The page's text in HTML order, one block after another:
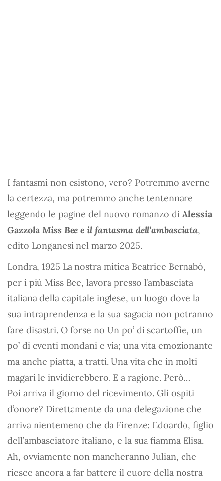
I fantasmi non esistono, vero? Potremmo averne
la certezza, ma potremmo anche tentennare
leggendo le pagine del nuovo romanzo di Alessia
Gazzola Miss Bee e il fantasma dell’ambasciata,
edito Longanesi nel marzo 2025.
Londra, 1925 La nostra mitica Beatrice Bernabò,
per i più Miss Bee, lavora presso l’ambasciata
italiana della capitale inglese, un luogo dove la
sua intraprendenza e la sua sagacia non potranno
fare disastri. O forse no Un po’ di scartoffie, un
po’ di eventi mondani e via; una vita emozionante
ma anche piatta, a tratti. Una vita che in molti
magari le invidierebbero. E a ragione. Però…
Poi arriva il giorno del ricevimento. Gli ospiti
d’onore? Direttamente da una delegazione che
arriva nientemeno che da Firenze: Edoardo, figlio
dell’ambasciatore italiano, e la sua fiamma Elisa.
Ah, ovviamente non mancheranno Julian, che
riesce ancora a far battere il cuore della nostra